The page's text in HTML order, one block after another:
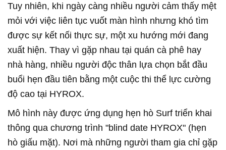
Tuy nhiên, khi ngày càng nhiều người cảm thấy mệt
mỏi với việc liên tục vuốt màn hình nhưng khó tìm
được sự kết nối thực sự, một xu hướng mới đang
xuất hiện. Thay vì gặp nhau tại quán cà phê hay
nhà hàng, nhiều người độc thân lựa chọn bắt đầu
buổi hẹn đầu tiên bằng một cuộc thi thể lực cường
độ cao tại HYROX.
Mô hình này được ứng dụng hẹn hò Surf triển khai
thông qua chương trình "blind date HYROX" (hẹn
hò giấu mặt). Nơi mà những người tham gia chỉ gặp